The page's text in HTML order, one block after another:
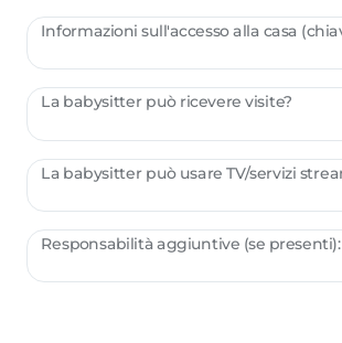
La babysitter può ricevere visite?
Responsabilità aggiuntive (se presenti):